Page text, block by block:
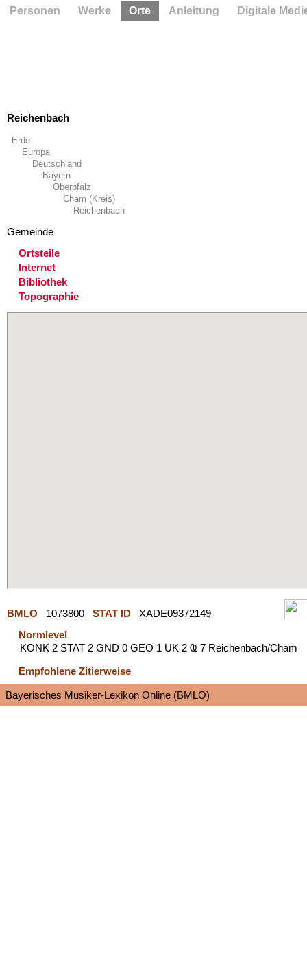
Reichenbach
Erde
Europa
Deutschland
Bayern
Oberpfalz
Cham (Kreis)
Reichenbach
Gemeinde
Ortsteile
Internet
Bibliothek
Topographie
BMLO 1073800 STAT ID
XADE09372149
Normlevel
KONK 2 STAT 2 GND 0 GEO 1 UK 2 Ҩ 7 Reichenbach/Cham
Empfohlene Zitierweise
Bayerisches Musiker-Lexikon Online (BMLO)
Personen Werke Orte Anleitung Digitale